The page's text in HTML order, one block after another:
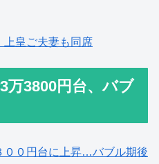
皇ご夫妻も同席
万3800円台、バブ
００円台に上昇…バブル期後